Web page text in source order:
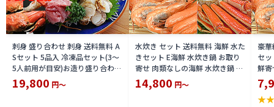
刺身 盛り合わせ 刺身 送料無料 A
Sセット 5品入 冷凍品セット(3〜
5人前用が目安)お造り盛り合わせ
刺身 セット +ずわいがに 2尾 付
刺身盛り合わせ+ズワイガニ 姿
19,800 円～
水炊き セット 送料無料 海鮮 水た
きセット E海鮮 水炊き鍋 お取り
寄せ 肉類なしの海鮮 水炊き鍋 具
セットみずたき 用 海鮮の具のみ
水炊きセット 送料無料 送料込 価
14,800 円～
豪
セ
鮮寄
材
セ
目安
★